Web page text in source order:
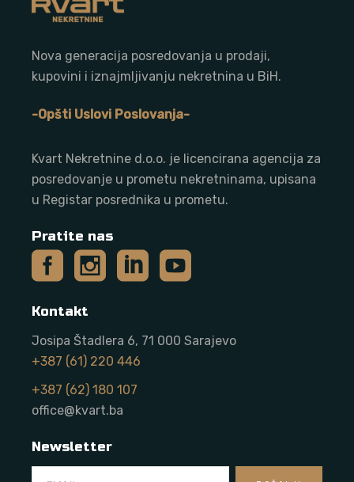
Nova generacija posredovanja u prodaji,
kupovini i iznajmljivanju nekretnina u BiH.
-Opšti Uslovi Poslovanja-
Kvart Nekretnine d.o.o. je licencirana agencija za
posredovanje u prometu nekretninama, upisana
u Registar posrednika u prometu.
Pratite nas
Kontakt
Josipa Štadlera 6, 71 000 Sarajevo
+387 (61) 220 446
+387 (62) 180 107
office@kvart.ba
Newsletter